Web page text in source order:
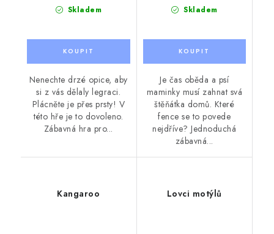
Skladem
Nenechte drzé opice, aby
si z vás dělaly legraci.
Plácněte je přes prsty! V
této hře je to dovoleno.
Zábavná hra pro...
Skladem
Je čas oběda a psí
maminky musí zahnat svá
štěňátka domů. Které
fence se to povede
nejdříve? Jednoduchá
zábavná...
Kangaroo Lovci motýlů